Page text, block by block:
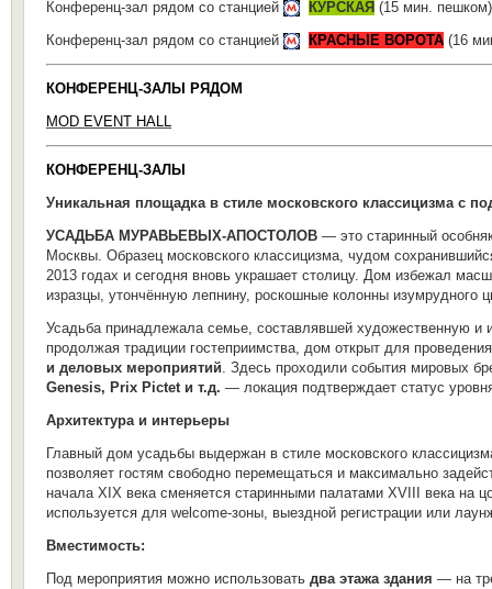
Конференц-зал рядом со станцией
КУРСКАЯ (15 мин. пешком)
Конференц-зал рядом со станцией
КРАСНЫЕ ВОРОТА (16
КОНФЕРЕНЦ-ЗАЛЫ РЯДОМ
MOD EVENT HALL
КОНФЕРЕНЦ-ЗАЛЫ
Уникальная площадка в стиле московского классицизма с
УСАДЬБА МУРАВЬЕВЫХ-АПОСТОЛОВ — это старинный
Москвы. Образец московского классицизма, чудом
2013 годах и сегодня вновь украшает столицу. Дом избежал
изразцы, утончённую лепнину, роскошные колонны изумрудного
Усадьба принадлежала семье, составлявшей художественную и
продолжая традиции гостеприимства, дом открыт для
и деловых мероприятий. Здесь проходили события мировых
Genesis, Prix Pictet и т.д. — локация подтверждает статус
Архитектура и интерьеры
Главный дом усадьбы выдержан в стиле московского
позволяет гостям свободно перемещаться и максимально
начала XIX века сменяется старинными палатами XVIII века на
используется для welcome-зоны, выездной регистрации или
Вместимость:
Под мероприятия можно использовать два этажа здания — на